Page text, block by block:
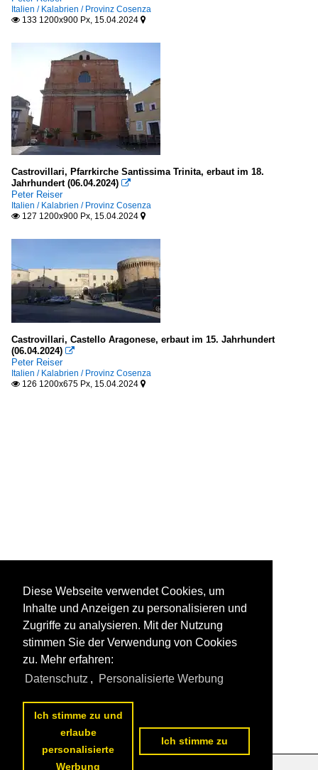
Italien / Kalabrien / Provinz Cosenza
 133 1200x900 Px, 15.04.2024 
Castrovillari, Pfarrkirche Santissima Trinita, erbaut im 18.
Jahrhundert (06.04.2024) 
Peter Reiser
Italien / Kalabrien / Provinz Cosenza
 127 1200x900 Px, 15.04.2024 
Castrovillari, Castello Aragonese, erbaut im 15. Jahrhundert
(06.04.2024) 
Peter Reiser
Italien / Kalabrien / Provinz Cosenza
 126 1200x675 Px, 15.04.2024 
Diese Webseite verwendet Cookies, um
Inhalte und Anzeigen zu personalisieren und
Zugriffe zu analysieren. Mit der Nutzung
stimmen Sie der Verwendung von Cookies
zu. Mehr erfahren:
Datenschutz , Personalisierte Werbung
Ich stimme zu und
erlaube
personalisierte
Werbung
Ich stimme zu